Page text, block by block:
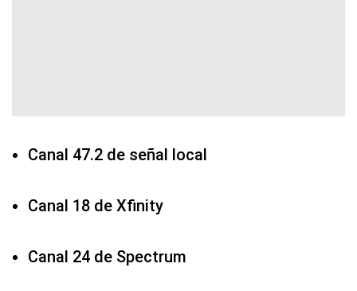
Canal 47.2 de señal local
Canal 18 de Xfinity
Canal 24 de Spectrum